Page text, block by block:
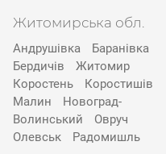
Житомирська обл.
Андрушівка
Баранівка
Бердичів
Житомир
Коростень
Коростишів
Малин
Новоград-
Волинський
Овруч
Олевськ
Радомишль